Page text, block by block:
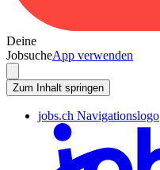
Deine
JobsucheApp verwenden
Zum Inhalt springen
jobs.ch Navigationslogo